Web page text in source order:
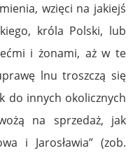
wzięci na jakiejś
króla Polski, lub
i żonami, aż w te
lnu troszczą się
do innych okolicznych
na sprzedaż, jak
i Jarosławia” (zob.